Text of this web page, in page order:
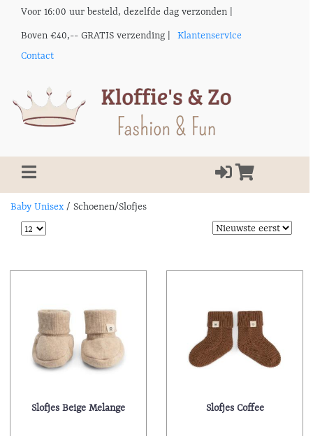
Voor 16:00 uur besteld, dezelfde dag verzonden |
Boven €40,-- GRATIS verzending |
Klantenservice
Contact
Baby Unisex / Schoenen/Slofjes
Slofjes Beige Melange Slofjes Coffee